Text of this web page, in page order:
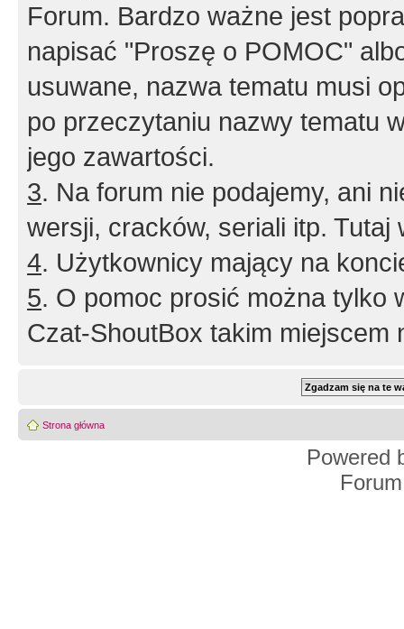
Forum. Bardzo ważne jest
napisać "Proszę o POMOC"
usuwane, nazwa tematu musi
po przeczytaniu nazwy tematu
jego zawartości.
3. Na forum nie podajemy, ani
wersji, cracków, seriali itp. Tutaj
4. Użytkownicy mający na
5. O pomoc prosić można tylko
Czat-ShoutBox takim miejscem
Strona główna
Powered